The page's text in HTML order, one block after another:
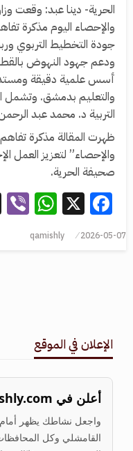
الحرية- دينا عبد: وقعت
والإحصاء اليوم مذكرة
جودة التخطيط التربوي
ودعم جهود النهوض
أسس علمية دقيقة
والتعليم بدمشق. وتشمل
التربية د. محمد عبد
ظهرت المقالة مذكرة
والإحصاء” لتعزيز العمل
صحيفة الحرية.
X
2026-05-07
qamishly
الإعلان في الموقع
أعلن في Qamishly.com
واجعل نشاطك يظهر
القامشلي وكل